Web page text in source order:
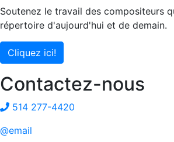
Soutenez le travail des compositeurs
répertoire d'aujourd'hui et de demain.
Cliquez ici!
Contactez-nous
514 277-4420
@email